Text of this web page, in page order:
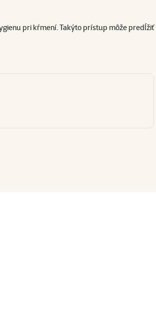
pri kŕmení. Takýto prístup môže predĺžiť